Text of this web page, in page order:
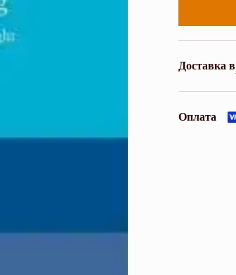
Доставка в
Оплата